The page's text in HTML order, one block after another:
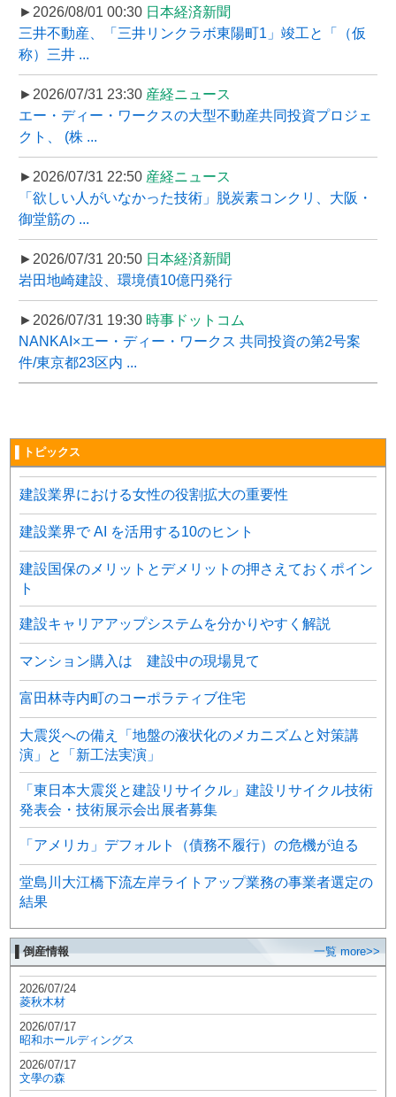
►2026/08/01 00:30 日本経済新聞
三井不動産、「三井リンクラボ東陽町1」竣工と「（仮
称）三井 ...
►2026/07/31 23:30 産経ニュース
エー・ディー・ワークスの大型不動産共同投資プロジェ
クト、 (株 ...
►2026/07/31 22:50 産経ニュース
「欲しい人がいなかった技術」脱炭素コンクリ、大阪・
御堂筋の ...
►2026/07/31 20:50 日本経済新聞
岩田地崎建設、環境債10億円発行
►2026/07/31 19:30 時事ドットコム
NANKAI×エー・ディー・ワークス 共同投資の第2号案
件/東京都23区内 ...
▌トピックス
建設業界における女性の役割拡大の重要性
建設業界で AI を活用する10のヒント
建設国保のメリットとデメリットの押さえておくポイン
ト
建設キャリアアップシステムを分かりやすく解説
マンション購入は 建設中の現場見て
富田林寺内町のコーポラティブ住宅
大震災への備え「地盤の液状化のメカニズムと対策講
演」と「新工法実演」
「東日本大震災と建設リサイクル」建設リサイクル技術
発表会・技術展示会出展者募集
「アメリカ」デフォルト（債務不履行）の危機が迫る
堂島川大江橋下流左岸ライトアップ業務の事業者選定の
結果
▌倒産情報 一覧 more>>
2026/07/24
菱秋木材
2026/07/17
昭和ホールディングス
2026/07/17
文學の森